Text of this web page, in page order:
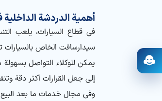
أهمية الدردشة الداخلية
في قطاع السيارات، يلعب
سيدارسافت الخاص
يمكن للوكلاء التواصل
إلى جعل القرارات أكثر دقة
وفي مجال خدمات ما بعد
فتح المساعد